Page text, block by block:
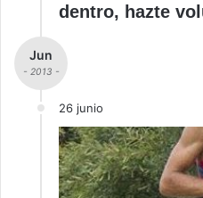
dentro, hazte
Jun
- 2013 -
26 junio